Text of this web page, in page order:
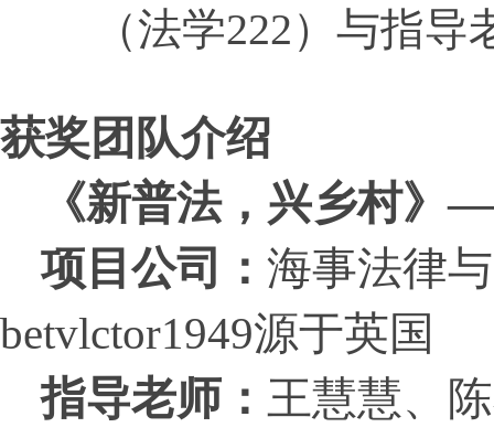
（法学222）与指
获奖团队介绍
《新普法，兴乡村》
项目公司： 海事法律
betvlctor1949源于英国
指导老师： 王慧慧、